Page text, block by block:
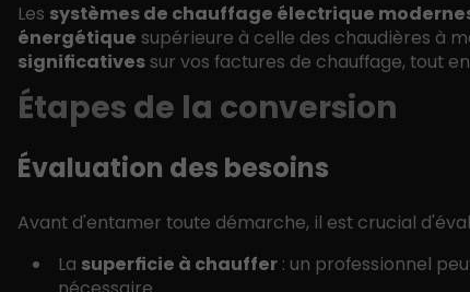
Les systèmes de chauffage électrique
énergétique supérieure à celle des chaudières à
significatives sur vos factures de chauffage, tout
Étapes de la conversion
Évaluation des besoins
Avant d'entamer toute démarche, il est crucial
La superficie à chauffer : un professionnel